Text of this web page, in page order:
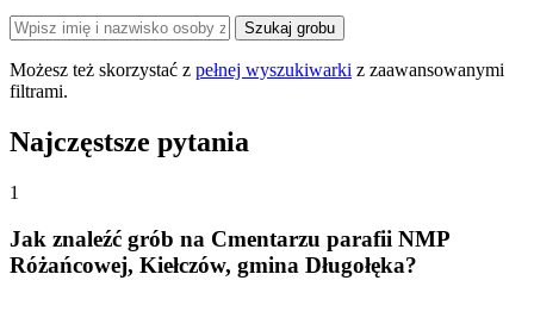
Szukaj grobu
Możesz też skorzystać z pełnej wyszukiwarki z zaawansowanymi
filtrami.
Najczęstsze pytania
1
Jak znaleźć grób na Cmentarzu parafii NMP
Różańcowej, Kiełczów, gmina Długołęka?